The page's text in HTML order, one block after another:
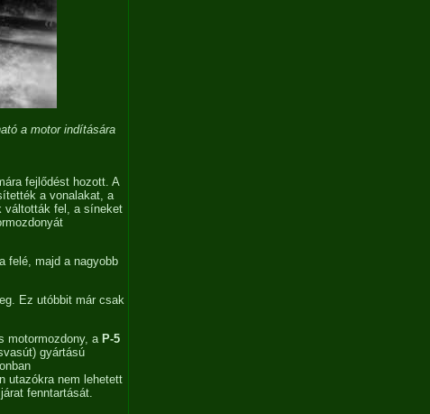
a motor indítására
fejlődést hozott. A
a vonalakat, a
váltották fel, a síneket
felé, majd a nagyobb
Ez utóbbit már csak
motormozdony, a P-5
gyártású
utazókra nem lehetett
fenntartását.